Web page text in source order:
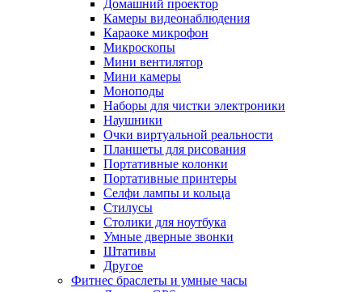
Домашний проектор
Камеры видеонаблюдения
Караоке микрофон
Микроскопы
Мини вентилятор
Мини камеры
Моноподы
Наборы для чистки электроники
Наушники
Очки виртуальной реальности
Планшеты для рисования
Портативные колонки
Портативные принтеры
Селфи лампы и кольца
Стилусы
Столики для ноутбука
Умные дверные звонки
Штативы
Другое
Фитнес браслеты и умные часы